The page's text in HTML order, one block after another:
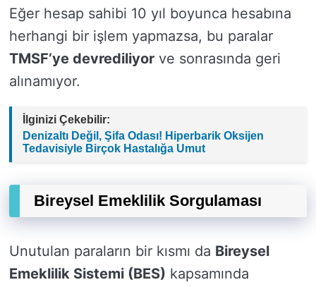
Eğer hesap sahibi 10 yıl boyunca hesabına
herhangi bir işlem yapmazsa, bu paralar
TMSF’ye devrediliyor ve sonrasında geri
alınamıyor.
İlginizi Çekebilir:
Denizaltı Değil, Şifa Odası! Hiperbarik Oksijen
Tedavisiyle Birçok Hastalığa Umut
Bireysel Emeklilik Sorgulaması
Unutulan paraların bir kısmı da Bireysel
Emeklilik Sistemi (BES) kapsamında